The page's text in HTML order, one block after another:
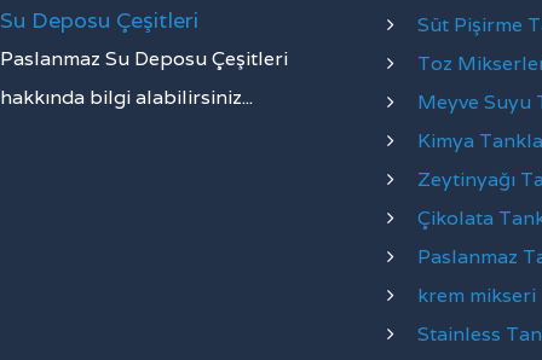
Su Deposu Çeşitleri
Paslanmaz Su Deposu Çeşitleri
hakkında bilgi alabilirsiniz...
Süt Pişirme
Toz
Meyve Suyu
Kimya
Zeytinyağı
Çikolata
Paslanmaz
krem mikseri
Stainless